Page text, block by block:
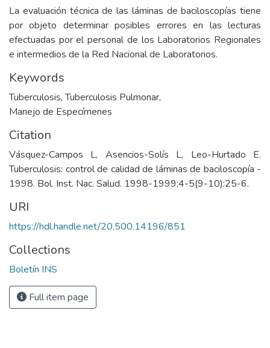
La evaluación técnica de las láminas de baciloscopías tiene
por objeto determinar posibles errores en las lecturas
efectuadas por el personal de los Laboratorios Regionales
e intermedios de la Red Nacional de Laboratorios.
Keywords
Tuberculosis,Tuberculosis Pulmonar,
Manejo de Especímenes
Citation
Vásquez-Campos L, Asencios-Solís L, Leo-Hurtado E.
Tuberculosis: control de calidad de láminas de baciloscopía -
1998. Bol. Inst. Nac. Salud. 1998-1999;4-5(9-10):25-6.
URI
https://hdl.handle.net/20.500.14196/851
Collections
Boletín INS
Full item page